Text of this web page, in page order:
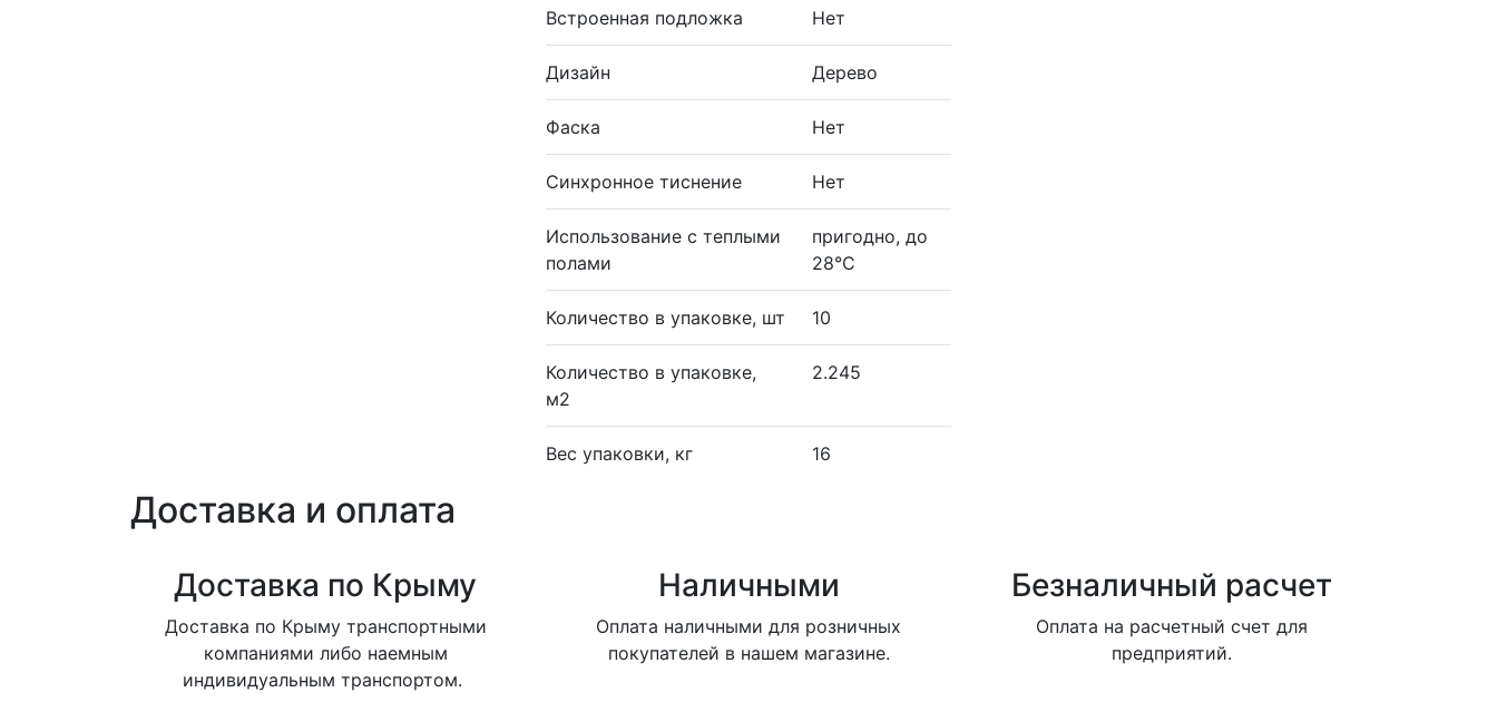
Встроенная подложка Нет
Дизайн Дерево
Фаска Нет
Синхронное тиснение Нет
Использование с теплыми
полами
пригодно, до
28°С
Количество в упаковке, шт 10
Количество в упаковке,
м2
2.245
Вес упаковки, кг 16
Доставка и оплата
Доставка по Крыму
Доставка по Крыму транспортными
компаниями либо наемным
индивидуальным транспортом.
Наличными
Оплата наличными для розничных
покупателей в нашем магазине.
Безналичный расчет
Оплата на расчетный счет для
предприятий.